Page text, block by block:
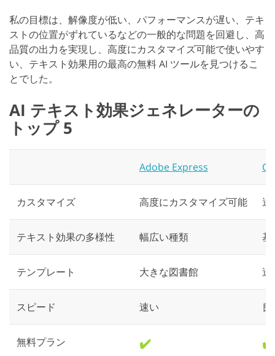
私の目標は、解像度が低い、パフォーマンスが遅い、テキ
ストの位置がずれているなどの一般的な問題を回避し、高
品質の出力を実現し、高度にカスタマイズ可能で使いやす
い、テキスト効果用の最高の無料 AI ツールを見つけるこ
とでした。
AI テキスト効果ジェネレーターの
トップ 5
Adobe Express
カスタマイズ 高度にカスタマイズ可能 適
テキスト効果の多様性 幅広い種類 基
テンプレート 大きな図書館 適
スピード 速い 良
無料プラン ✔️ ✔️